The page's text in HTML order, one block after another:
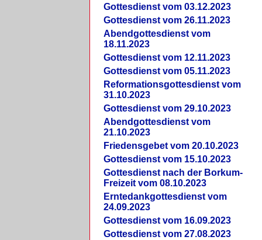
Gottesdienst vom 03.12.2023
Gottesdienst vom 26.11.2023
Abendgottesdienst vom
18.11.2023
Gottesdienst vom 12.11.2023
Gottesdienst vom 05.11.2023
Reformationsgottesdienst vom
31.10.2023
Gottesdienst vom 29.10.2023
Abendgottesdienst vom
21.10.2023
Friedensgebet vom 20.10.2023
Gottesdienst vom 15.10.2023
Gottesdienst nach der Borkum-
Freizeit vom 08.10.2023
Erntedankgottesdienst vom
24.09.2023
Gottesdienst vom 16.09.2023
Gottesdienst vom 27.08.2023